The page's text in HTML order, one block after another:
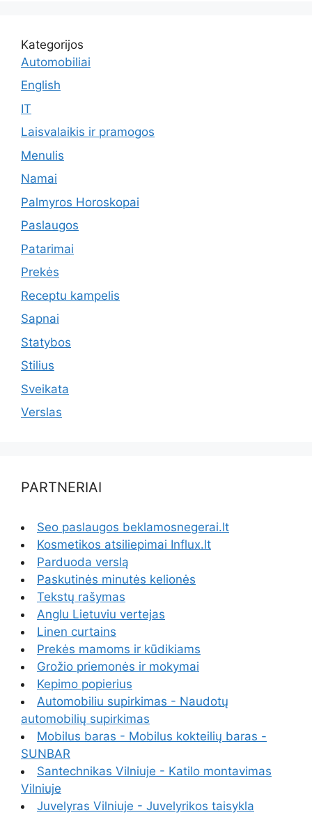
Kategorijos
Automobiliai
English
IT
Laisvalaikis ir pramogos
Menulis
Namai
Palmyros Horoskopai
Paslaugos
Patarimai
Prekės
Receptu kampelis
Sapnai
Statybos
Stilius
Sveikata
Verslas
PARTNERIAI
Seo paslaugos beklamosnegerai.lt
Kosmetikos atsiliepimai Influx.lt
Parduoda verslą
Paskutinės minutės kelionės
Tekstų rašymas
Anglu Lietuviu vertejas
Linen curtains
Prekės mamoms ir kūdikiams
Grožio priemonės ir mokymai
Kepimo popierius
Automobiliu supirkimas - Naudotų
automobilių supirkimas
Mobilus baras - Mobilus kokteilių baras -
SUNBAR
Santechnikas Vilniuje - Katilo montavimas
Vilniuje
Juvelyras Vilniuje - Juvelyrikos taisykla